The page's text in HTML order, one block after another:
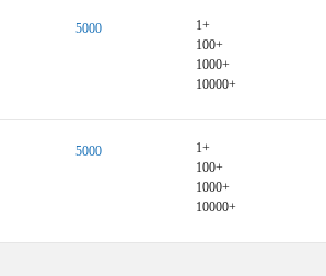
5000
1+
100+
1000+
10000+
5000
1+
100+
1000+
10000+